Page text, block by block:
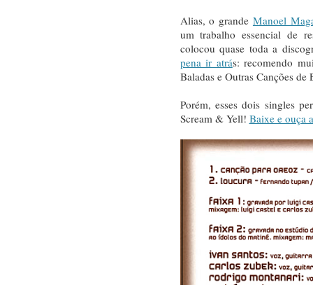
Alias, o grande Manoel
um trabalho essencial de
colocou quase toda a
pena ir atrás: recomendo
Baladas e Outras Canções de
Porém, esses dois singles
Scream & Yell! Baixe e ouça